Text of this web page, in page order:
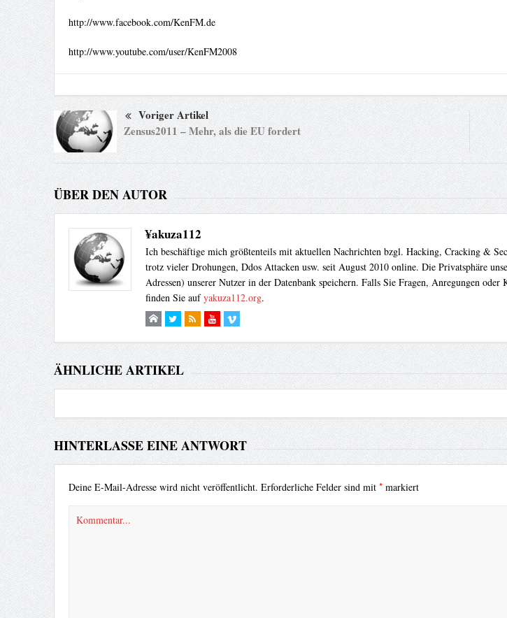
http://www.facebook.com/KenFM.de
http://www.youtube.com/user/KenFM2008
Voriger Artikel
Zensus2011 – Mehr, als die EU fordert
ÜBER DEN AUTOR
¥akuza112
Ich beschäftige mich größtenteils mit aktuellen Nachrichten bzgl. Hacking, Cracking &
trotz vieler Drohungen, Ddos Attacken usw. seit August 2010 online. Die Privatsphäre
Adressen) unserer Nutzer in der Datenbank speichern. Falls Sie Fragen, Anregungen
finden Sie aufyakuza112.org.
ÄHNLICHE ARTIKEL
HINTERLASSE EINE ANTWORT
Deine E-Mail-Adresse wird nicht veröffentlicht. Erforderliche Felder sind mit *markiert